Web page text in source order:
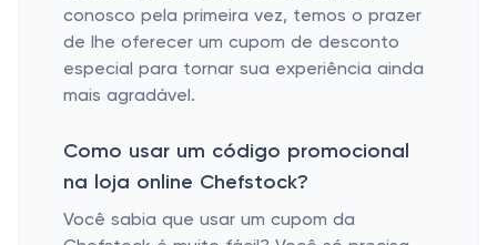
conosco pela primeira vez, temos o prazer
de lhe oferecer um cupom de desconto
especial para tornar sua experiência ainda
mais agradável.
Como usar um código promocional
na loja online Chefstock?
Você sabia que usar um cupom da